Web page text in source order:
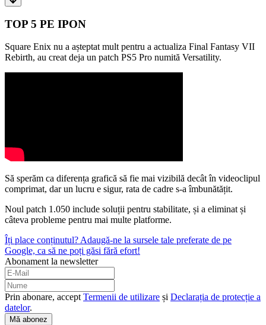
TOP 5 PE IPON
Square Enix nu a așteptat mult pentru a actualiza Final Fantasy VII
Rebirth, au creat deja un patch PS5 Pro numită Versatility.
Să sperăm ca diferența grafică să fie mai vizibilă decât în videoclipul
comprimat, dar un lucru e sigur, rata de cadre s-a îmbunătățit.
Noul patch 1.050 include soluții pentru stabilitate, și a eliminat și
câteva probleme pentru mai multe platforme.
Îți place conținutul? Adaugă-ne la sursele tale preferate de pe
Google, ca să ne poți găsi fără efort!
Abonament la newsletter
Prin abonare, accept Termenii de utilizare și Declarația de protecție a
datelor.
Mă abonez